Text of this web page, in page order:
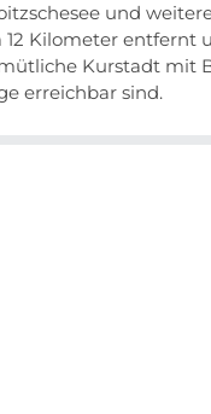
und
Kilometer entfernt
Kurstadt mit
erreichbar sind.